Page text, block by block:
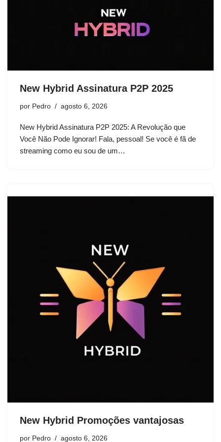
New Hybrid Assinatura P2P 2025
por Pedro agosto 6, 2026
New Hybrid Assinatura P2P 2025: A Revolução que
Você Não Pode Ignorar! Fala, pessoal! Se você é fã de
streaming como eu sou de um…
New Hybrid Promoções vantajosas
por Pedro agosto 6, 2026